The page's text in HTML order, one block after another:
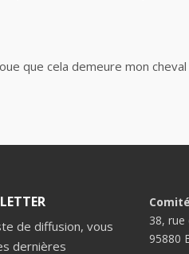
que cela demeure mon cheval
de diffusion, vous
dernières
38,
95880